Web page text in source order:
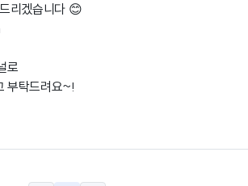
리겠습니다 😊
로
부탁드려요~!